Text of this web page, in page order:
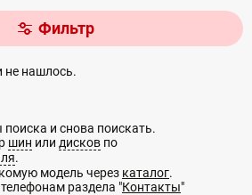
Фильтр
не нашлось.
и снова поискать.
шин или дисков по
.
модель через каталог.
раздела "Контакты"